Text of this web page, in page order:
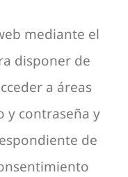
mediante el
disponer de
a áreas
y contraseña y
de